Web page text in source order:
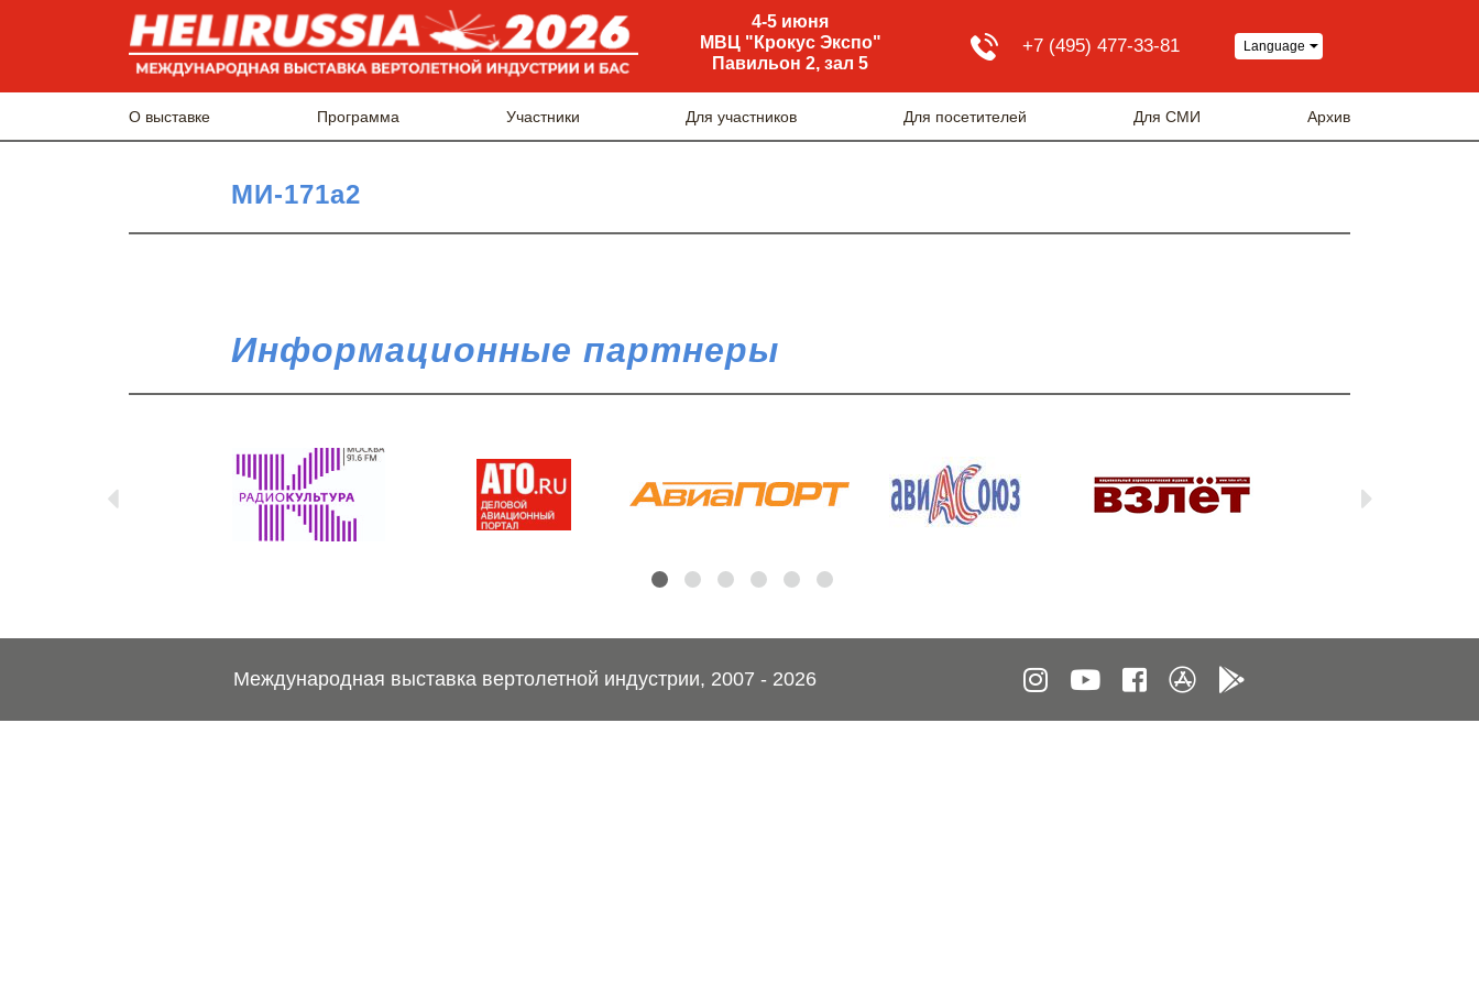
4-5 июня
МВЦ "Крокус Экспо"
Павильон 2, зал 5
+7 (495) 477-33-81 Language
О выставке Программа Участники Для участников Для посетителей Для СМИ Архив
МИ-171а2
Информационные партнеры
Международная выставка вертолетной индустрии, 2007 - 2026